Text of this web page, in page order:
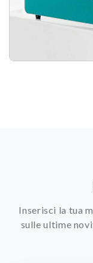
Inserisci la tua
sulle ultime